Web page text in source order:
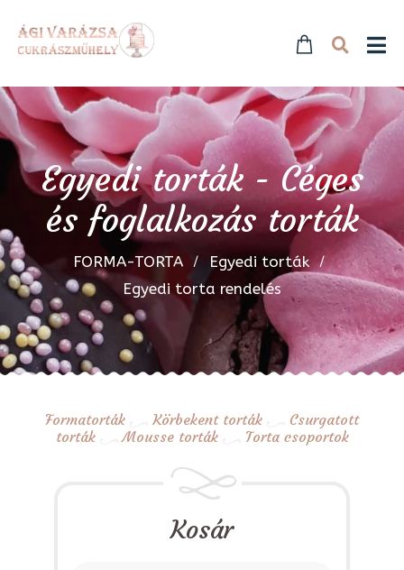
Egyedi torták - Céges
és foglalkozás torták
FORMA-TORTA
Egyedi torták
Egyedi torta rendelés
Formatorták Körbekent torták
Csurgatott
torták
Mousse torták Torta csoportok
Kosár